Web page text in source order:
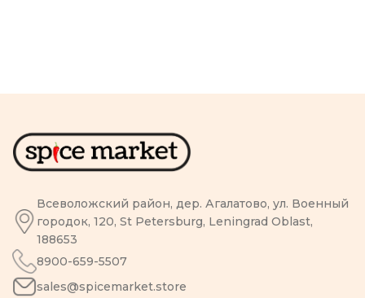
Всеволожский район, дер. Агалатово, ул. Военный
городок, 120, St Petersburg, Leningrad Oblast,
188653
8900-659-5507
sales@spicemarket.store